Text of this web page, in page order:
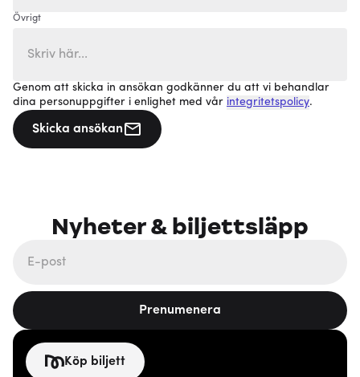
Övrigt
Genom att skicka in ansökan godkänner du att vi behandlar
dina personuppgifter i enlighet med vår integritetspolicy.
Skicka ansökan
Nyheter & biljettsläpp
Prenumenera
Köp biljett